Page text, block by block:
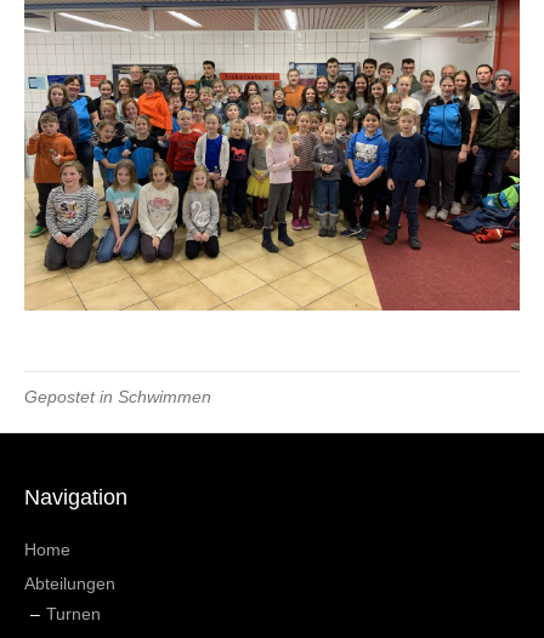
Gepostet in Schwimmen
Navigation
Home
Abteilungen
Turnen